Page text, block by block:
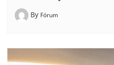
By Fórum